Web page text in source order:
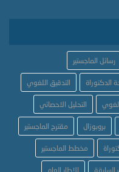
رسائل الماجستير
الدكتوراة التدقيق اللغوي
التحليل الاحصائي
بروبوزال مقترح الماجستير
مخطط الماجستير
السابقة الاطار العام